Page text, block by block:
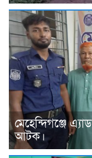
মেহেন্দিগঞ্জে
আটক।